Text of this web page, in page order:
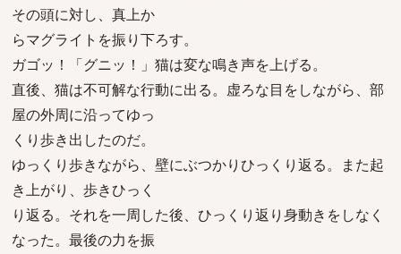
その頭に対し、真上か
らマグライトを振り下ろす。
ガゴッ！「グニッ！」猫は変な鳴き声を上げる。
直後、猫は不可解な行動に出る。虚ろな目をしながら、部
屋の外周に沿ってゆっ
くり歩き出したのだ。
ゆっくり歩きながら、壁にぶつかりひっくり返る。また起
き上がり、歩きひっく
り返る。それを一周した後、ひっくり返り身動きをしなく
なった。最後の力を振